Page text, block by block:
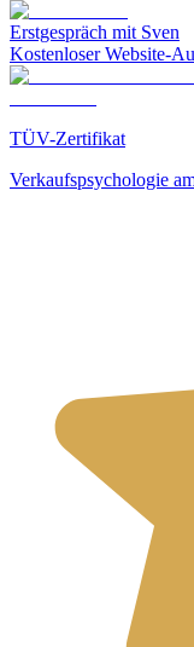
Erstgespräch mit Sven
Kostenloser Website-
TÜV-Zertifikat
Verkaufspsychologie